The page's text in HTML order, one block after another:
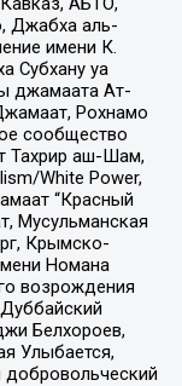
Джабха аль-
имени К.
Субхану уа
джамаата Ат-
Рохнамо
сообщество
Тахрир аш-Шам,
White Power,
“Красный
Мусульманская
Крымско-
Номана
возрождения
Белхороев,
Улыбается,